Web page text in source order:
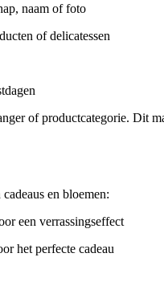
naam of foto
of delicatessen
of productcategorie. Dit
en bloemen:
een verrassingseffect
het perfecte cadeau